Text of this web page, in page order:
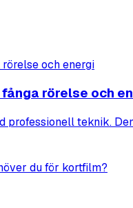
rörelse och
teknik.